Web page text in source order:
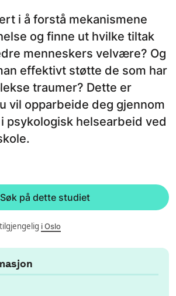
i å forstå mekanismene
og finne ut hvilke tiltak
menneskers velvære? Og
effektivt støtte de som har
traumer? Dette er
vil opparbeide deg gjennom
psykologisk helsearbeid ved
Søk på dette studiet
i Oslo